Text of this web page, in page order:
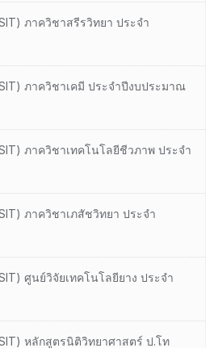
ภาควิชาสรีรวิทยา ประจํา
ภาควิชาเคมี ประจําปีงบประมาณ
ภาควิชาเทคโนโลยีชีวภาพ ประจํา
ภาควิชาเภสัชวิทยา ประจํา
ศูนย์วิจัยเทคโนโลยียาง ประจํา
หลักสูตรนิติวิทยาศาสตร์ ป.โท